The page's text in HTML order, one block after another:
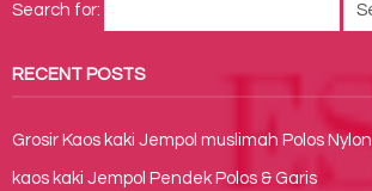
Search for:
RECENT POSTS
Grosir Kaos kaki Jempol muslimah Polos Nylon
kaos kaki Jempol Pendek Polos & Garis